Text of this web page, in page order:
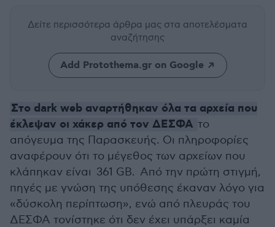
Δείτε περισσότερα άρθρα μας στα αποτελέσματα
αναζήτησης
Add Protothema.gr on Google
Στο dark web αναρτήθηκαν όλα τα αρχεία που
έκλεψαν οι χάκερ από τον ΔΕΣΦΑ το
απόγευμα της Παρασκευής. Οι πληροφορίες
αναφέρουν ότι το μέγεθος των αρχείων που
κλάπηκαν είναι 361 GB. Από την πρώτη στιγμή,
πηγές με γνώση της υπόθεσης έκαναν λόγο για
«δύσκολη περίπτωση», ενώ από πλευράς του
ΔΕΣΦΑ τονίστηκε ότι δεν έχει υπάρξει καμία